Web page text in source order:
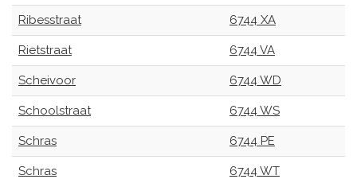
Ribesstraat 6744 XA
Rietstraat 6744 VA
Scheivoor 6744 WD
Schoolstraat 6744 WS
Schras 6744 PE
Schras 6744 WT